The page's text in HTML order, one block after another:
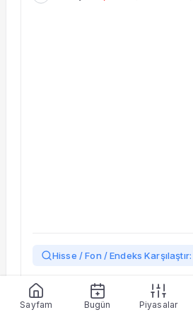
Hisse / Fon / Endeks Karşılaştır:
Yükleniyor…
Sayfam
Bugün Piyasalar